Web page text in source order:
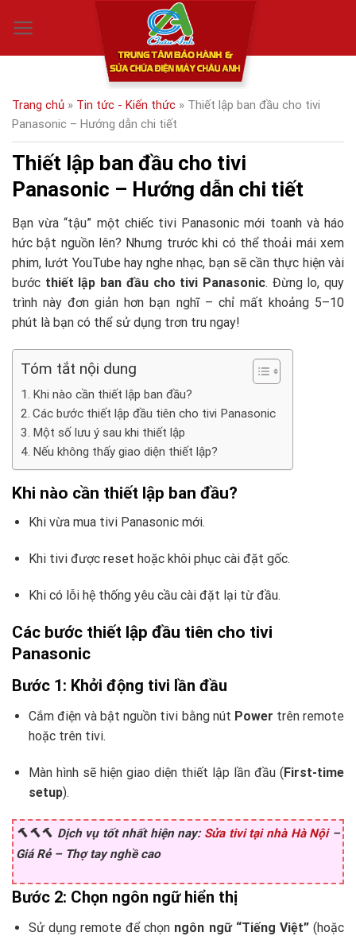
Trang chủ » Tin tức - Kiến thức » Thiết lập ban đầu cho tivi
Panasonic – Hướng dẫn chi tiết
Thiết lập ban đầu cho tivi
Panasonic – Hướng dẫn chi tiết
Bạn vừa “tậu” một chiếc tivi Panasonic mới toanh và háo
hức bật nguồn lên? Nhưng trước khi có thể thoải mái xem
phim, lướt YouTube hay nghe nhạc, bạn sẽ cần thực hiện vài
bước thiết lập ban đầu cho tivi Panasonic. Đừng lo, quy
trình này đơn giản hơn bạn nghĩ – chỉ mất khoảng 5–10
phút là bạn có thể sử dụng trơn tru ngay!
Tóm tắt nội dung
Khi nào cần thiết lập ban đầu?
Các bước thiết lập đầu tiên cho tivi Panasonic
Một số lưu ý sau khi thiết lập
Nếu không thấy giao diện thiết lập?
Khi nào cần thiết lập ban đầu?
Khi vừa mua tivi Panasonic mới.
Khi tivi được reset hoặc khôi phục cài đặt gốc.
Khi có lỗi hệ thống yêu cầu cài đặt lại từ đầu.
Các bước thiết lập đầu tiên cho tivi
Panasonic
Bước 1: Khởi động tivi lần đầu
Cắm điện và bật nguồn tivi bằng nút Power trên remote
hoặc trên tivi.
Màn hình sẽ hiện giao diện thiết lập lần đầu (First-time
setup).
🔨🔨🔨 Dịch vụ tốt nhất hiện nay: Sửa tivi tại nhà Hà Nội–
Giá Rẻ – Thợ tay nghề cao
Bước 2: Chọn ngôn ngữ hiển thị
Sử dụng remote để chọn ngôn ngữ “Tiếng Việt”(hoặc